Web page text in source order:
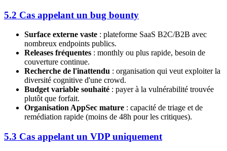
5.2 Cas appelant un bug bounty
Surface externe vaste : plateforme SaaS B2C/B2B avec
nombreux endpoints publics.
Releases fréquentes : monthly ou plus rapide, besoin de
couverture continue.
Recherche de l'inattendu : organisation qui veut exploiter la
diversité cognitive d'une crowd.
Budget variable souhaité : payer à la vulnérabilité trouvée
plutôt que forfait.
Organisation AppSec mature : capacité de triage et de
remédiation rapide (moins de 48h pour les critiques).
5.3 Cas appelant un VDP uniquement